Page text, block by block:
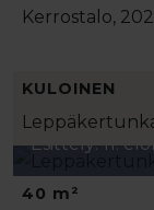
Kerrostalo,
KULOINEN
Esittely: 11.
40 m²